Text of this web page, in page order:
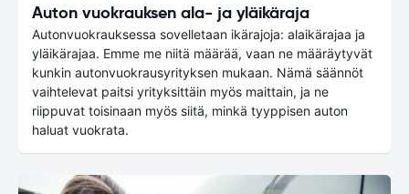
Auton vuokrauksen ala- ja yläikäraja
Autonvuokrauksessa sovelletaan ikärajoja: alaikärajaa ja
yläikärajaa. Emme me niitä määrää, vaan ne määräytyvät
kunkin autonvuokrausyrityksen mukaan. Nämä säännöt
vaihtelevat paitsi yrityksittäin myös maittain, ja ne
riippuvat toisinaan myös siitä, minkä tyyppisen auton
haluat vuokrata.